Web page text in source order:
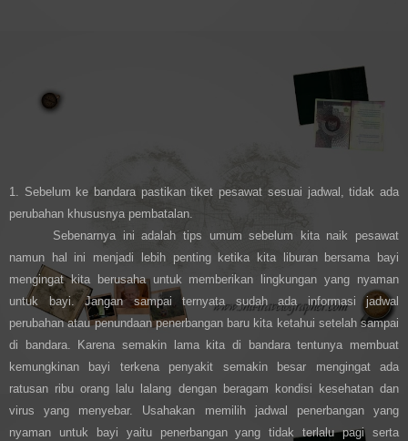
1. Sebelum ke bandara pastikan tiket pesawat sesuai jadwal, tidak ada
perubahan khususnya pembatalan.
Sebenarnya ini adalah tips umum sebelum kita naik pesawat
namun hal ini menjadi lebih penting ketika kita liburan bersama bayi
mengingat kita berusaha untuk memberikan lingkungan yang nyaman
untuk bayi. Jangan sampai ternyata sudah ada informasi jadwal
perubahan atau penundaan penerbangan baru kita ketahui setelah sampai
di bandara. Karena semakin lama kita di bandara tentunya membuat
kemungkinan bayi terkena penyakit semakin besar mengingat ada
ratusan ribu orang lalu lalang dengan beragam kondisi kesehatan dan
virus yang menyebar. Usahakan memilih jadwal penerbangan yang
nyaman untuk bayi yaitu penerbangan yang tidak terlalu pagi serta